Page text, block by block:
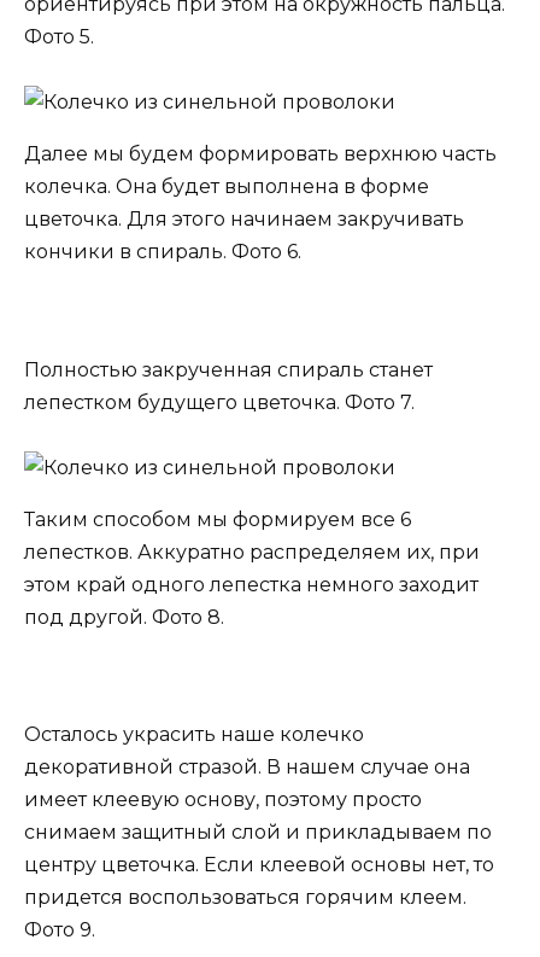
Фото 5.
Далее мы будем формировать верхнюю часть
колечка. Она будет выполнена в форме
цветочка. Для этого начинаем закручивать
кончики в спираль. Фото 6.
Полностью закрученная спираль станет
лепестком будущего цветочка. Фото 7.
Таким способом мы формируем все 6
лепестков. Аккуратно распределяем их, при
этом край одного лепестка немного заходит
под другой. Фото 8.
Осталось украсить наше колечко
декоративной стразой. В нашем случае она
имеет клеевую основу, поэтому просто
снимаем защитный слой и прикладываем по
центру цветочка. Если клеевой основы нет, то
придется воспользоваться горячим клеем.
Фото 9.